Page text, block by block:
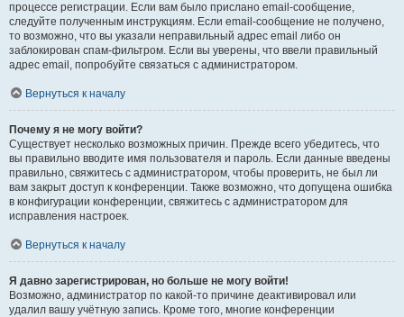
процессе регистрации. Если вам было прислано email-сообщение,
следуйте полученным инструкциям. Если email-сообщение не получено,
то возможно, что вы указали неправильный адрес email либо он
заблокирован спам-фильтром. Если вы уверены, что ввели правильный
адрес email, попробуйте связаться с администратором.
Вернуться к началу
Почему я не могу войти?
Существует несколько возможных причин. Прежде всего убедитесь, что
вы правильно вводите имя пользователя и пароль. Если данные введены
правильно, свяжитесь с администратором, чтобы проверить, не был ли
вам закрыт доступ к конференции. Также возможно, что допущена ошибка
в конфигурации конференции, свяжитесь с администратором для
исправления настроек.
Вернуться к началу
Я давно зарегистрирован, но больше не могу войти!
Возможно, администратор по какой-то причине деактивировал или
удалил вашу учётную запись. Кроме того, многие конференции